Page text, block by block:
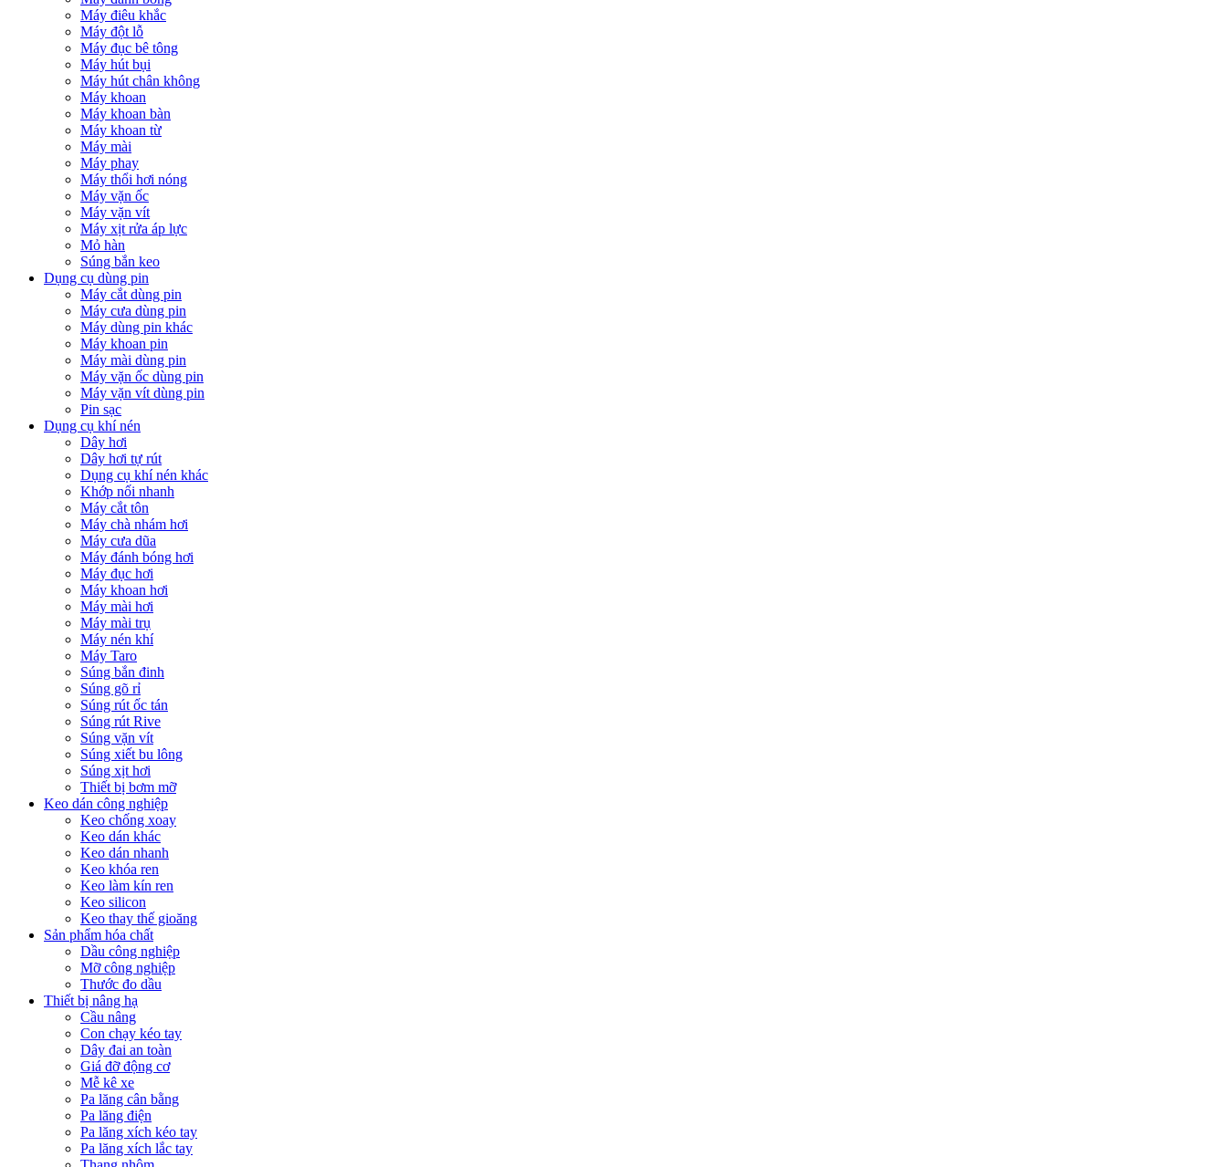
Máy điêu khắc
Máy đột lỗ
Máy đục bê tông
Máy hút bụi
Máy hút chân không
Máy khoan
Máy khoan bàn
Máy khoan từ
Máy mài
Máy phay
Máy thổi hơi nóng
Máy vặn ốc
Máy vặn vít
Máy xịt rửa áp lực
Mỏ hàn
Súng bắn keo
Dụng cụ dùng pin
Máy cắt dùng pin
Máy cưa dùng pin
Máy dùng pin khác
Máy khoan pin
Máy mài dùng pin
Máy vặn ốc dùng pin
Máy vặn vít dùng pin
Pin sạc
Dụng cụ khí nén
Dây hơi
Dây hơi tự rút
Dụng cụ khí nén khác
Khớp nối nhanh
Máy cắt tôn
Máy chà nhám hơi
Máy cưa dũa
Máy đánh bóng hơi
Máy đục hơi
Máy khoan hơi
Máy mài hơi
Máy mài trụ
Máy nén khí
Máy Taro
Súng bắn đinh
Súng gõ rỉ
Súng rút ốc tán
Súng rút Rive
Súng vặn vít
Súng xiết bu lông
Súng xịt hơi
Thiết bị bơm mỡ
Keo dán công nghiệp
Keo chống xoay
Keo dán khác
Keo dán nhanh
Keo khóa ren
Keo làm kín ren
Keo silicon
Keo thay thế gioăng
Sản phẩm hóa chất
Dầu công nghiệp
Mỡ công nghiệp
Thước đo dầu
Thiết bị nâng hạ
Cầu nâng
Con chạy kéo tay
Dây đai an toàn
Giá đỡ động cơ
Mễ kê xe
Pa lăng cân bằng
Pa lăng điện
Pa lăng xích kéo tay
Pa lăng xích lắc tay